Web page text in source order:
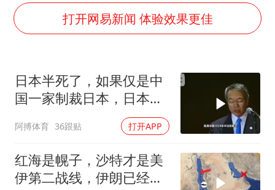
白海豚登陆前还将加强
大爷听AI洒农药 150亩苗一夜枯萎
车企回归实体按键
乐享全民健身 共筑健康中国
打开网易新闻 体验效果更佳
日本半死了，如果仅是中
国一家制裁日本，日本可
阿搏体育 36跟贴 打开APP
红海是幌子，沙特才是美
伊第二战线，伊朗已经输